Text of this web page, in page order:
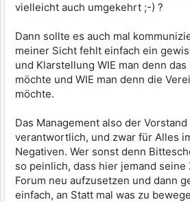
vielleicht auch umgekehrt ;-) ?
Dann sollte es auch mal
meiner Sicht fehlt einfach ein
und Klarstellung WIE man denn
möchte und WIE man denn die
möchte.
Das Management also der
verantwortlich, und zwar für Alles
Negativen. Wer sonst denn
so peinlich, dass hier jemand
Forum neu aufzusetzen und dann
einfach, an Statt mal was zu